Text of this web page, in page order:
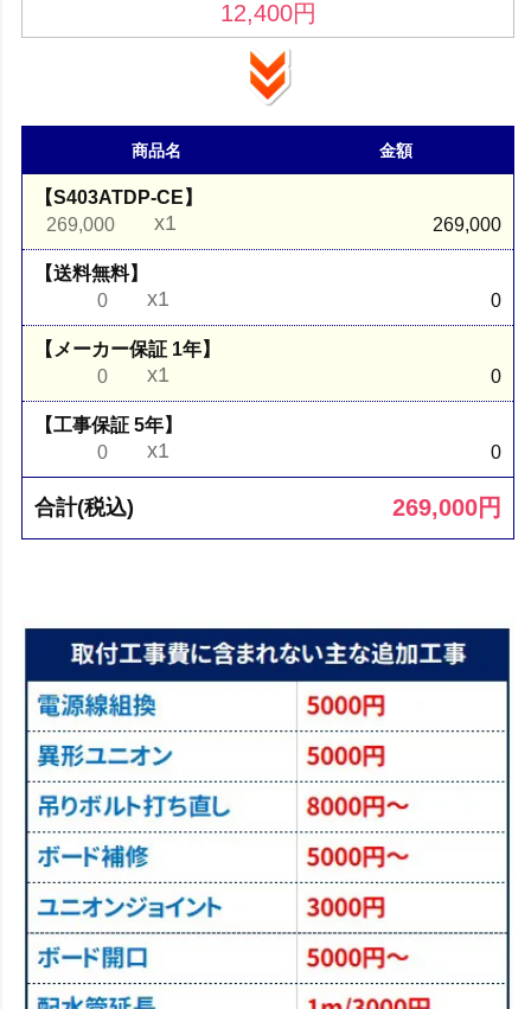
12,400円
商品名 金額
【S403ATDP-CE】
269,000
x1 269,000
【送料無料】
0
x1 0
【メーカー保証 1年】
0
x1 0
【工事保証 5年】
0
x1 0
合計(税込) 269,000円